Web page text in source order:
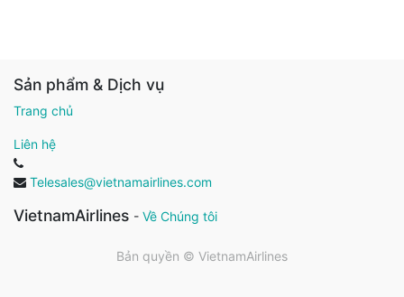
Sản phẩm & Dịch vụ
Trang chủ
Liên hệ
Telesales@vietnamairlines.com
VietnamAirlines - Về Chúng tôi
Bản quyền © VietnamAirlines